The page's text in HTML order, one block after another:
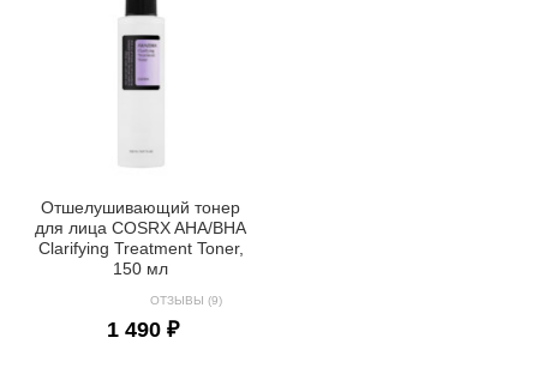
Отшелушивающий тонер
для лица COSRX AHA/BHA
Clarifying Treatment Toner,
150 мл
ОТЗЫВЫ (9)
1 490 ₽